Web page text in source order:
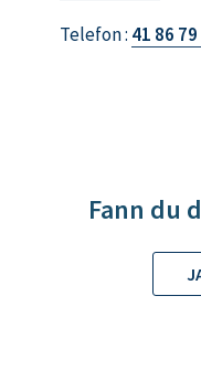
l
M
a
r
Telefon 41 86
Fann du